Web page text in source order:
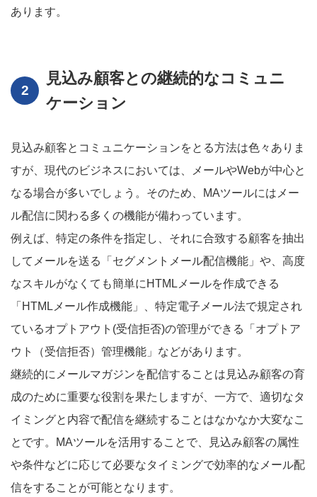
あります。
見込み顧客との継続的なコミュニ
ケーション
見込み顧客とコミュニケーションをとる方法は色々ありま
すが、現代のビジネスにおいては、メールやWebが中心と
なる場合が多いでしょう。そのため、MAツールにはメー
ル配信に関わる多くの機能が備わっています。
例えば、特定の条件を指定し、それに合致する顧客を抽出
してメールを送る「セグメントメール配信機能」や、高度
なスキルがなくても簡単にHTMLメールを作成できる
「HTMLメール作成機能」、特定電子メール法で規定され
ているオプトアウト(受信拒否)の管理ができる「オプトア
ウト（受信拒否）管理機能」などがあります。
継続的にメールマガジンを配信することは見込み顧客の育
成のために重要な役割を果たしますが、一方で、適切なタ
イミングと内容で配信を継続することはなかなか大変なこ
とです。MAツールを活用することで、見込み顧客の属性
や条件などに応じて必要なタイミングで効率的なメール配
信をすることが可能となります。